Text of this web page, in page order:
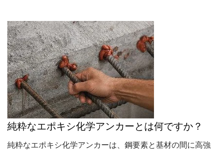
純粋なエポキシ化学アンカーとは何ですか？
純粋なエポキシ化学アンカーは、鋼要素と基材の間に高強